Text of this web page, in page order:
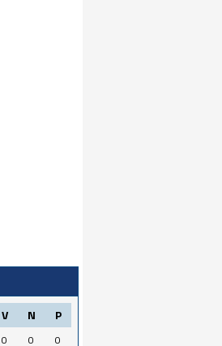
V N P
0 0
0